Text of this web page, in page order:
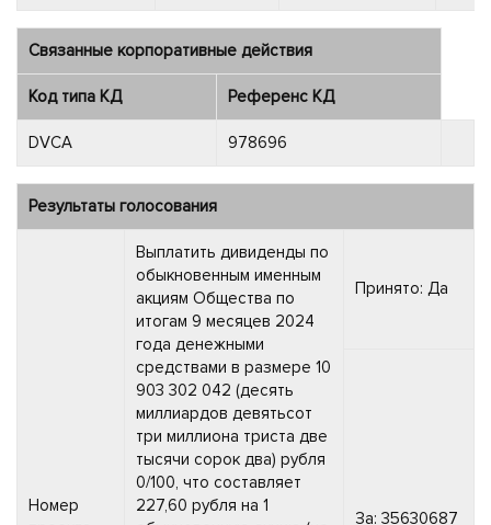
Связанные корпоративные действия
Код типа КД Референс КД
DVCA 978696
Результаты голосования
Номер
Выплатить дивиденды по
обыкновенным именным
акциям Общества по
итогам 9 месяцев 2024
года денежными
средствами в размере 10
903 302 042 (десять
миллиардов девятьсот
три миллиона триста две
тысячи сорок два) рубля
0/100, что составляет
227,60 рубля на 1
Принято: Да
За: 35630687